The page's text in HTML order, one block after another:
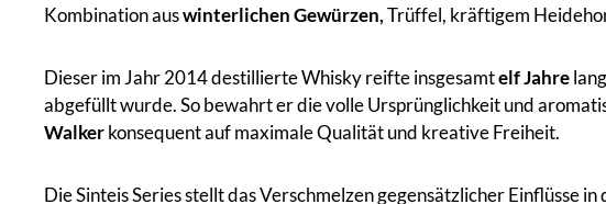
Kombination auswinterlichen Gewürzen,Trüffel, kräftigem
Dieser im Jahr 2014 destillierte Whisky reifte insgesamtelf Jahre
abgefüllt wurde. So bewahrt er die volle Ursprünglichkeit und
Walkerkonsequent auf maximale Qualität und kreative Freiheit.
Die Sinteis Series stellt das Verschmelzen gegensätzlicher Einflüsse